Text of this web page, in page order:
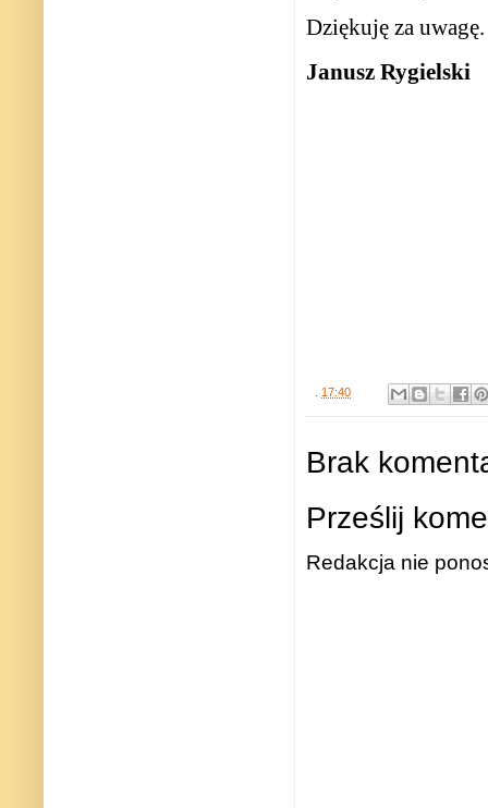
Dziękuję za uwagę.
Janusz Rygielski
17:40
Brak
Prześlij
Redakcja nie